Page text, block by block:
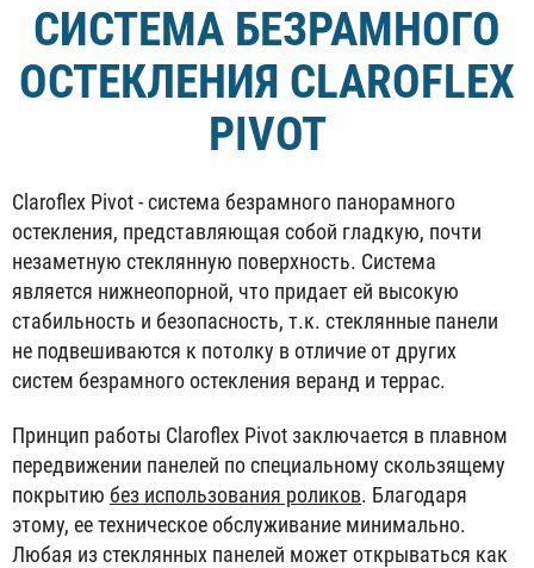
СИСТЕМА БЕЗРАМНОГО
ОСТЕКЛЕНИЯ CLAROFLEX
PIVOT
Claroflex Pivot - система безрамного панорамного
остекления, представляющая собой гладкую, почти
незаметную стеклянную поверхность. Система
является нижнеопорной, что придает ей высокую
стабильность и безопасность, т.к. стеклянные панели
не подвешиваются к потолку в отличие от других
систем безрамного остекления веранд и террас.
Принцип работы Claroflex Pivot заключается в плавном
передвижении панелей по специальному скользящему
покрытиюбез использования роликов. Благодаря
этому, ее техническое обслуживание минимально.
Любая из стеклянных панелей может открываться как